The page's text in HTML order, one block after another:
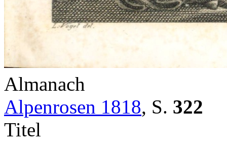
Almanach
Alpenrosen 1818, S. 322
Titel